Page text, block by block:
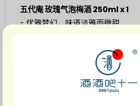
五代庵 玫瑰气泡梅酒 250ml x 1
- 优雅梦幻，味道淡雅而微甜
- 细腻的气泡增添一丝清新感
五代庵 桃子梅酒 300ml x 1
- 诱人的梅子清酸香气，后段由浅